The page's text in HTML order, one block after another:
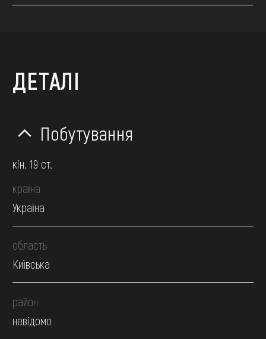
ДЕТАЛІ
Побутування
кін. 19 ст.
країна
Україна
область
Київська
район
невідомо